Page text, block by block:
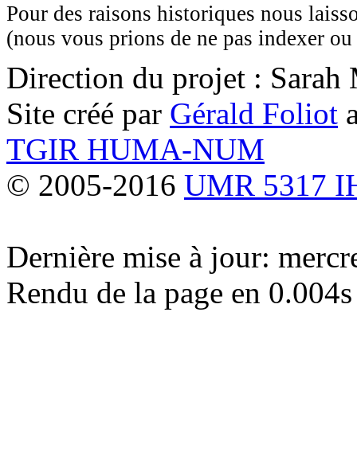
Pour des raisons historiques nous
(nous vous prions de ne pas indexer
Direction du projet : Sarah
Site créé par Gérald Foliot
TGIR HUMA-NUM
© 2005-2016 UMR 5317
Dernière mise à jour:
Rendu de la page en 0.004s